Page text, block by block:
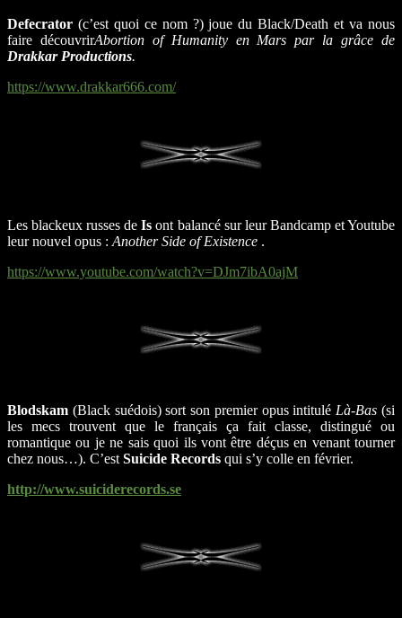
Defecrator (c’est quoi ce nom ?) joue du Black/Death et va nous
faire découvrirAbortion of Humanityen Mars par la grâce de
Drakkar Productions.
https://www.drakkar666.com/
Les blackeux russes deIs ont balancé sur leur Bandcamp et Youtube
leur nouvel opus : Another Side of Existence .
https://www.youtube.com/watch?v=DJm7ibA0ajM
Blodskam (Black suédois) sort son premier opus intitulé Là-Bas (si
les mecs trouvent que le français ça fait classe, distingué ou
romantique ou je ne sais quoi ils vont être déçus en venant tourner
chez nous…). C’est Suicide Records qui s’y colle en février.
http://www.suiciderecords.se